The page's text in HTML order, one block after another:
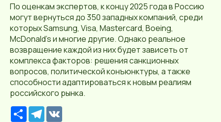
По оценкам экспертов, к концу 2025 года в Россию
могут вернуться до 350 западных компаний, среди
которых Samsung, Visa, Mastercard, Boeing,
McDonald's и многие другие. Однако реальное
возвращение каждой из них будет зависеть от
комплекса факторов: решения санкционных
вопросов, политической конъюнктуры, а также
способности адаптироваться к новым реалиям
российского рынка.
Р
е
T
e